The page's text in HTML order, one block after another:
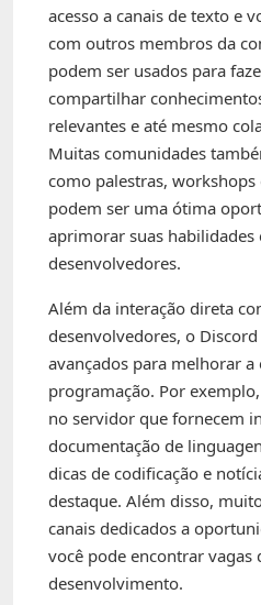
acesso a canais de texto e
com outros membros da
podem ser usados para
compartilhar
relevantes e até mesmo
Muitas comunidades
como palestras, workshops
podem ser uma ótima
aprimorar suas habilidades
desenvolvedores.
Além da interação direta
desenvolvedores, o
avançados para melhorar a
programação. Por
no servidor que fornecem
documentação de
dicas de codificação e
destaque. Além disso,
canais dedicados a
você pode encontrar vagas
desenvolvimento.